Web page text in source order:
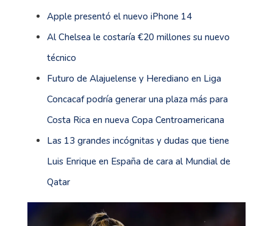
Apple presentó el nuevo iPhone 14
Al Chelsea le costaría €20 millones su nuevo
técnico
Futuro de Alajuelense y Herediano en Liga
Concacaf podría generar una plaza más para
Costa Rica en nueva Copa Centroamericana
Las 13 grandes incógnitas y dudas que tiene
Luis Enrique en España de cara al Mundial de
Qatar